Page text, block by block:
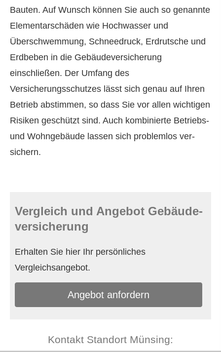
Bauten. Auf Wunsch können Sie auch so genannte
Elementarschäden wie Hochwasser und
Überschwemmung, Schneedruck, Erdrutsche und
Erdbeben in die Ge­bäude­ver­si­che­rung
einschließen. Der Umfang des
Versicherungsschutzes lässt sich genau auf Ihren
Betrieb abstimmen, so dass Sie vor allen wichtigen
Risiken geschützt sind. Auch kombinierte Betriebs-
und Wohngebäude lassen sich problemlos ver­
sichern.
Vergleich und Angebot Ge­bäude­
ver­si­che­rung
Erhalten Sie hier Ihr persönliches
Vergleichsangebot.
An­ge­bot an­for­dern
Kontakt Standort Münsing: